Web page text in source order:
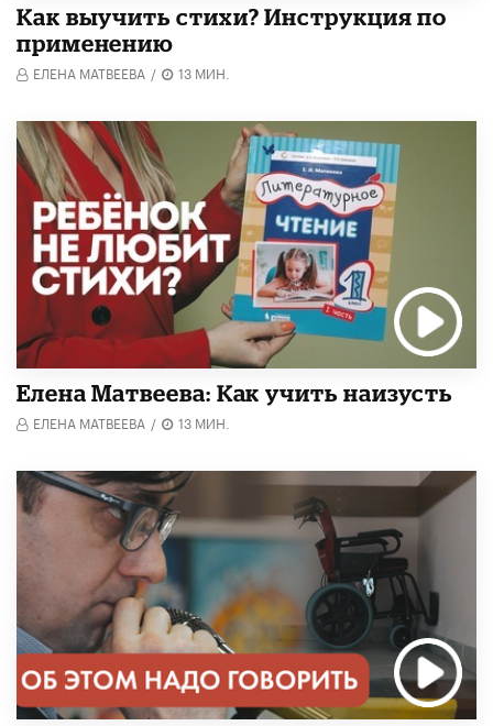
Как выучить стихи? Инструкция по
применению
ЕЛЕНА МАТВЕЕВА / 13 МИН.
Елена Матвеева: Как учить наизусть
ЕЛЕНА МАТВЕЕВА / 13 МИН.